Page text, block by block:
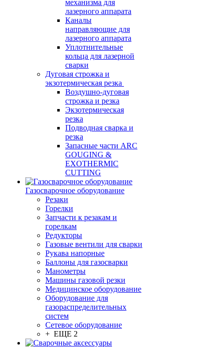
механизма для
лазерного аппарата
Каналы
направляющие для
лазерного аппарата
Уплотнительные
кольца для лазерной
сварки
Дуговая строжка и
экзотермическая резка
Воздушно-дуговая
строжка и резка
Экзотермическая
резка
Подводная сварка и
резка
Запасные части ARC
GOUGING &
EXOTHERMIC
CUTTING
Газосварочное оборудование
Резаки
Горелки
Запчасти к резакам и
горелкам
Редукторы
Газовые вентили для сварки
Рукава напорные
Баллоны для газосварки
Манометры
Машины газовой резки
Медицинское оборудование
Оборудование для
газораспределительных
систем
Сетевое оборудование
+ ЕЩЕ 2